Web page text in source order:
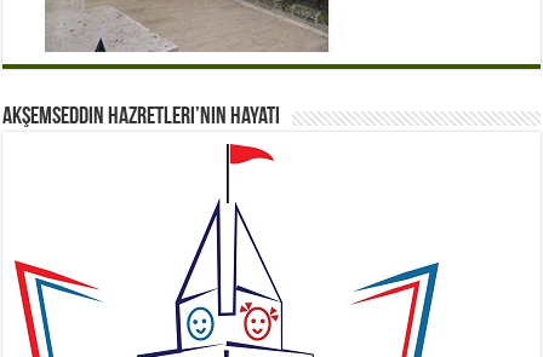
Akşemseddin Hazretleri’nin Hayatı